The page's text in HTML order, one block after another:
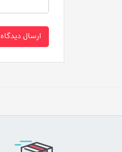
ارسال دیدگاه